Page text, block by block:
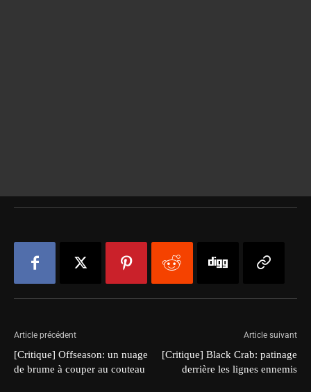
Article précédent
[Critique] Offseason: un nuage
de brume à couper au couteau
Article suivant
[Critique] Black Crab: patinage
derrière les lignes ennemis